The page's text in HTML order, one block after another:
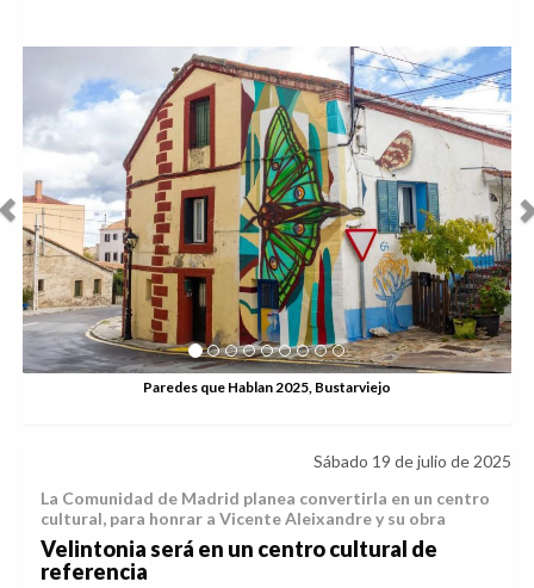
2025, Bustarviejo
Paredes que
Sábado 19 de julio de 2025
La Comunidad de Madrid planea convertirla en un centro
cultural, para honrar a Vicente Aleixandre y su obra
Velintonia será en un centro cultural de
referencia